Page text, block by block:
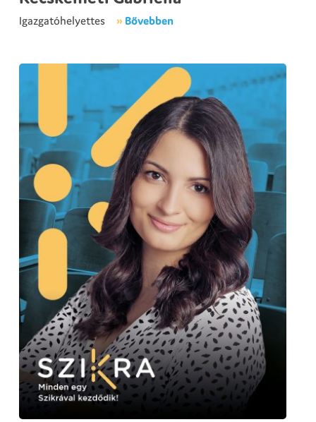
Igazgatóhelyettes » Bővebben